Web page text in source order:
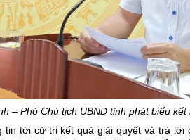
– Phó Chủ tịch UBND tỉnh phát biểu kết
tới cử tri kết quả giải quyết và trả